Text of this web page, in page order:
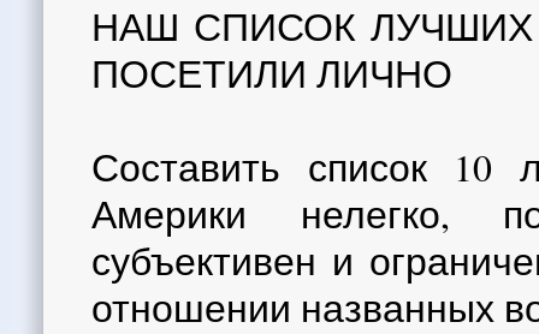
НАШ СПИСОК
ПОСЕТИЛИ ЛИЧНО
Составить список 10
Америки нелегко,
субъективен и
отношении названных